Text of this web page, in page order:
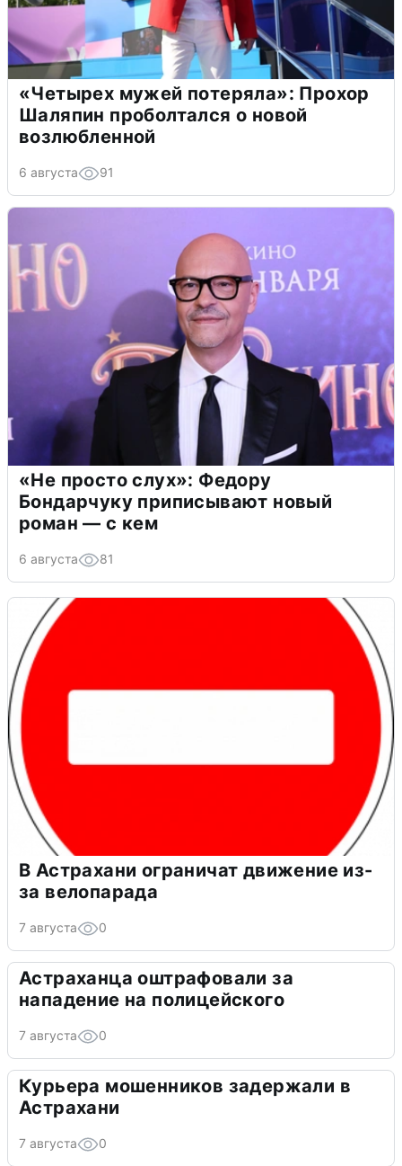
«Четырех мужей потеряла»: Прохор
Шаляпин проболтался о новой
возлюбленной
6 августа 91
«Не просто слух»: Федору
Бондарчуку приписывают новый
роман — с кем
6 августа 81
В Астрахани ограничат движение из-
за велопарада
7 августа 0
Астраханца оштрафовали за
нападение на полицейского
7 августа 0
Курьера мошенников задержали в
Астрахани
7 августа 0